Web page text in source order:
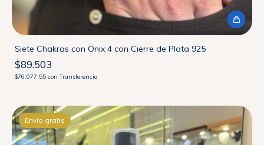
Siete Chakras con Onix 4 con Cierre de Plata 925
$89.503
$76.077,55 con Transferencia
Envío gratis